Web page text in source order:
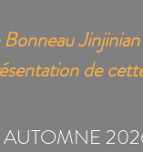
de
AUTOMNE